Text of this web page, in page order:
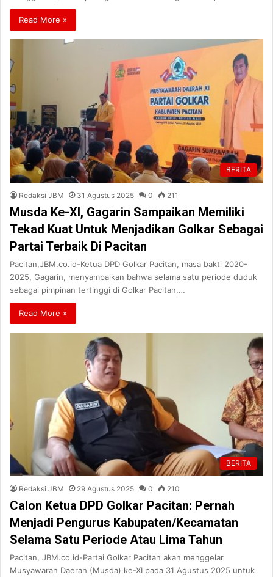
Read More »
BERITA
Redaksi JBM 31 Agustus 2025 0 211
Musda Ke-XI, Gagarin Sampaikan Memiliki
Tekad Kuat Untuk Menjadikan Golkar Sebagai
Partai Terbaik Di Pacitan
Pacitan,JBM.co.id-Ketua DPD Golkar Pacitan, masa bakti 2020-
2025, Gagarin, menyampaikan bahwa selama satu periode duduk
sebagai pimpinan tertinggi di Golkar Pacitan,…
Read More »
BERITA
Redaksi JBM 29 Agustus 2025 0 210
Calon Ketua DPD Golkar Pacitan: Pernah
Menjadi Pengurus Kabupaten/Kecamatan
Selama Satu Periode Atau Lima Tahun
Pacitan, JBM.co.id-Partai Golkar Pacitan akan menggelar
Musyawarah Daerah (Musda) ke-XI pada 31 Agustus 2025 untuk